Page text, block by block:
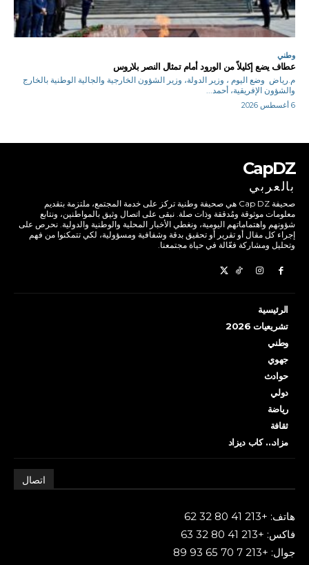
وطني
عطاف يضع إكليلاً من الورود أمام تمثال النصر بلاروس
م.رياض وضع اليوم ، وزير الدولة، وزير الشؤون الخارجية والجالية الوطنية بالخارج
والشؤون الإفريقية، أحمد...
6 أغسطس 2026
CapDZ
بالعربي
صحيفة Cap DZ هي صحيفة وطنية تركز على خدمة المجتمع، ملتزمة بتقديم
معلومات موثوقة ومُدققة وذات صلة. نبقى على اتصال وثيق بالمواطنين، ونتابع
شؤونهم واهتماماتهم اليومية، ونغطي الأخبار المحلية والوطنية والدولية. نحرص على
إجراء كل مقال أو تقرير أو تحقيق بدقة وشفافية ومسؤولية، لكي تتمكنوا من فهم
وتحليل ومشاركة فعّالة في حياة مجتمعنا.
الرئيسية
تشريعيات 2026
وطني
جهوي
حوادث
دولي
رياضة
ثقافة
مزاد… كاب ديزاد
اتصال
هاتف: +213 41 80 32 62
فاكس: +213 41 80 32 63
جوال: +213 7 70 65 93 89